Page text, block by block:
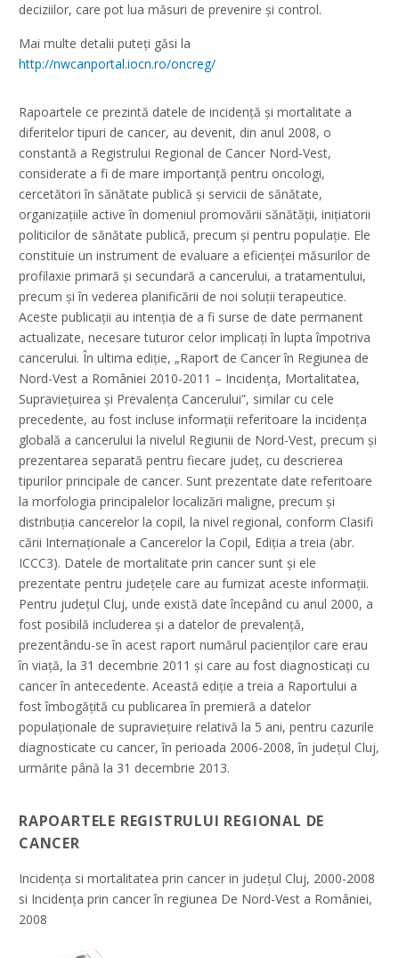
deciziilor, care pot lua măsuri de prevenire și control.
Mai multe detalii puteți găsi la
http://nwcanportal.iocn.ro/oncreg/
Rapoartele ce prezintă datele de incidenţă și mortalitate a
diferitelor tipuri de cancer, au devenit, din anul 2008, o
constantă a Registrului Regional de Cancer Nord-Vest,
considerate a fi de mare importanţă pentru oncologi,
cercetători în sănătate publică și servicii de sănătate,
organizațiile active în domeniul promovării sănătății, inițiatorii
politicilor de sănătate publică, precum și pentru populaţie. Ele
constituie un instrument de evaluare a eficienţei măsurilor de
profilaxie primară și secundară a cancerului, a tratamentului,
precum și în vederea planificării de noi soluţii terapeutice.
Aceste publicaţii au intenţia de a fi surse de date permanent
actualizate, necesare tuturor celor implicaţi în lupta împotriva
cancerului. În ultima ediţie, „Raport de Cancer în Regiunea de
Nord-Vest a României 2010-2011 – Incidenţa, Mortalitatea,
Supravieţuirea și Prevalenţa Cancerului”, similar cu cele
precedente, au fost incluse informaţii referitoare la incidenţa
globală a cancerului la nivelul Regiunii de Nord-Vest, precum și
prezentarea separată pentru fiecare judeţ, cu descrierea
tipurilor principale de cancer. Sunt prezentate date referitoare
la morfologia principalelor localizări maligne, precum și
distribuția cancerelor la copil, la nivel regional, conform Clasifi
cării Internaționale a Cancerelor la Copil, Ediția a treia (abr.
ICCC3). Datele de mortalitate prin cancer sunt și ele
prezentate pentru judeţele care au furnizat aceste informaţii.
Pentru judeţul Cluj, unde există date începând cu anul 2000, a
fost posibilă includerea și a datelor de prevalenţă,
prezentându-se în acest raport numărul pacienţilor care erau
în viaţă, la 31 decembrie 2011 și care au fost diagnosticaţi cu
cancer în antecedente. Această ediție a treia a Raportului a
fost îmbogățită cu publicarea în premieră a datelor
populaționale de supraviețuire relativă la 5 ani, pentru cazurile
diagnosticate cu cancer, în perioada 2006-2008, în județul Cluj,
urmărite până la 31 decembrie 2013.
RAPOARTELE REGISTRULUI REGIONAL DE
CANCER
Incidenţa si mortalitatea prin cancer in judeţul Cluj, 2000-2008
si Incidenţa prin cancer în regiunea De Nord-Vest a României,
2008